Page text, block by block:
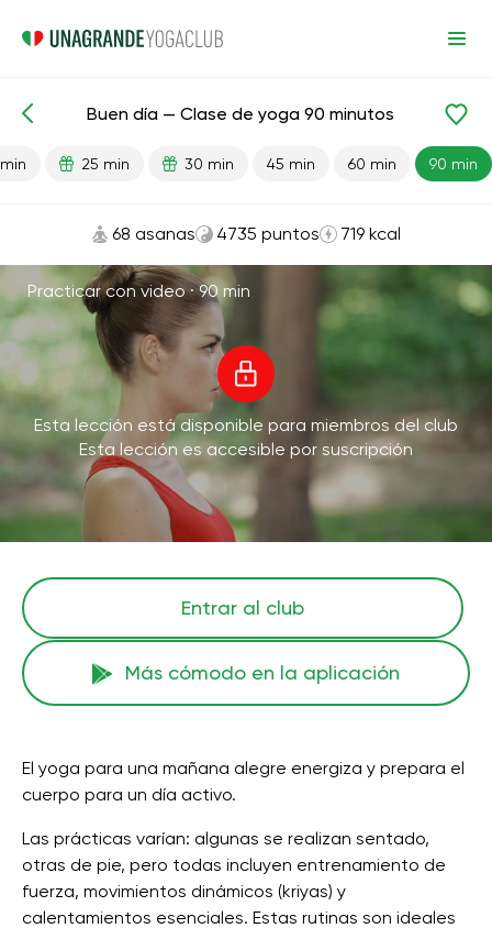
Lecciones preparadas Energía
Buen día — Clase de yoga 90 minutos
25 min 30 min 45 min 60 min 90 min
68 asanas 4735 puntos 719 kcal
Practicar con video ·90 min
Esta lección está disponible para miembros del club
Esta lección es accesible por suscripción
Entrar al club
Más cómodo en la aplicación
El yoga para una mañana alegre energiza y prepara el
cuerpo para un día activo.
Las prácticas varían: algunas se realizan sentado,
otras de pie, pero todas incluyen entrenamiento de
fuerza, movimientos dinámicos (kriyas) y
calentamientos esenciales. Estas rutinas son ideales